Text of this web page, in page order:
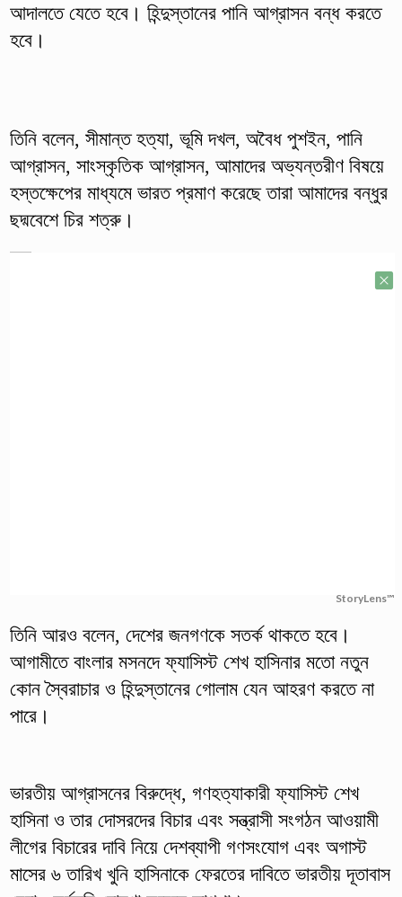
আদালতে যেতে হবে। হিন্দুস্তানের পানি আগ্রাসন বন্ধ করতে
হবে।
তিনি বলেন, সীমান্ত হত্যা, ভূমি দখল, অবৈধ পুশইন, পানি
আগ্রাসন, সাংস্কৃতিক আগ্রাসন, আমাদের অভ্যন্তরীণ বিষয়ে
হস্তক্ষেপের মাধ্যমে ভারত প্রমাণ করেছে তারা আমাদের বন্ধুর
ছদ্মবেশে চির শত্রু।
StoryLens™
তিনি আরও বলেন, দেশের জনগণকে সতর্ক থাকতে হবে।
আগামীতে বাংলার মসনদে ফ্যাসিস্ট শেখ হাসিনার মতো নতুন
কোন স্বৈরাচার ও হিন্দুস্তানের গোলাম যেন আহরণ করতে না
পারে।
ভারতীয় আগ্রাসনের বিরুদ্ধে, গণহত্যাকারী ফ্যাসিস্ট শেখ
হাসিনা ও তার দোসরদের বিচার এবং সন্ত্রাসী সংগঠন আওয়ামী
লীগের বিচারের দাবি নিয়ে দেশব্যাপী গণসংযোগ এবং অগাস্ট
মাসের ৬ তারিখ খুনি হাসিনাকে ফেরতের দাবিতে ভারতীয় দূতাবাস